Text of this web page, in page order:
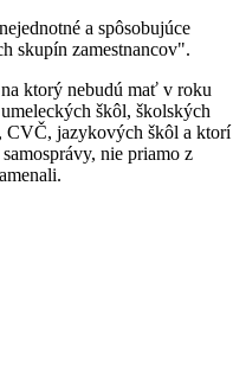
a spôsobujúce
skupín zamestnancov".
ktorý nebudú mať v roku
škôl, školských
CVČ, jazykových škôl a ktorí
nie priamo z